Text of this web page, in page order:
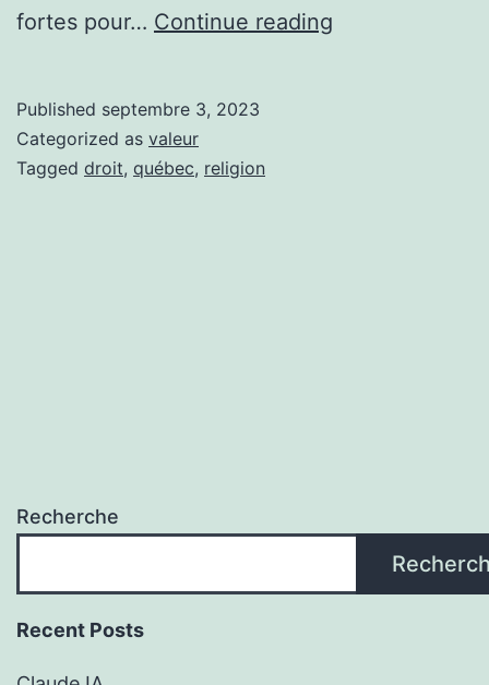
fortes pour… Continue reading
Published septembre 3, 2023
Categorized as valeur
Tagged droit, québec, religion
Recherche
Recent Posts